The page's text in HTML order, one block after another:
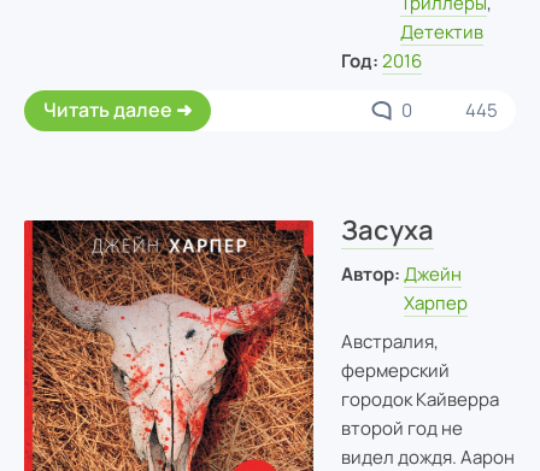
Детектив
Год: 2016
Читать далее 0 445
Засуха
Автор: Джейн
Харпер
Австралия,
фермерский
городок Кайверра
второй год не
видел дождя. Аарон